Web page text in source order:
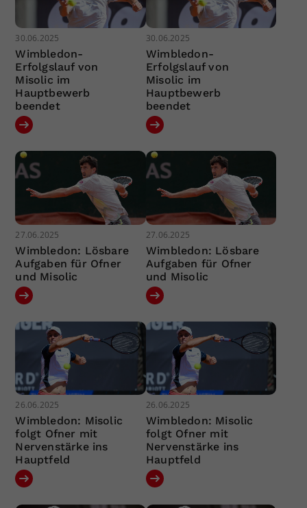
30.06.2025
Wimbledon-
Erfolgslauf von
Misolic im
Hauptbewerb
beendet
30.06.2025
Wimbledon-
Erfolgslauf von
Misolic im
Hauptbewerb
beendet
27.06.2025
Wimbledon: Lösbare
Aufgaben für Ofner
und Misolic
27.06.2025
Wimbledon: Lösbare
Aufgaben für Ofner
und Misolic
26.06.2025
Wimbledon: Misolic
folgt Ofner mit
Nervenstärke ins
Hauptfeld
26.06.2025
Wimbledon: Misolic
folgt Ofner mit
Nervenstärke ins
Hauptfeld